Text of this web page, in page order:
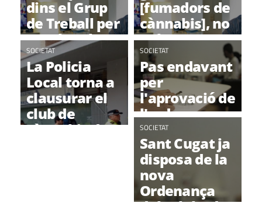
dins el Grup
de Treball per
regular els
Clubs de
Cànnabis
[fumadors de
cànnabis], no
volem que
ens aïllin"
SOCIETAT
La Policia
Local torna a
clausurar el
club de
cànnabis de
SOCIETAT
Pas endavant
per
l'aprovació de
l'ordenança
per regular
els clubs
cannàbics
SOCIETAT
Sant Cugat ja
disposa de la
nova
Ordenança
dels clubs de